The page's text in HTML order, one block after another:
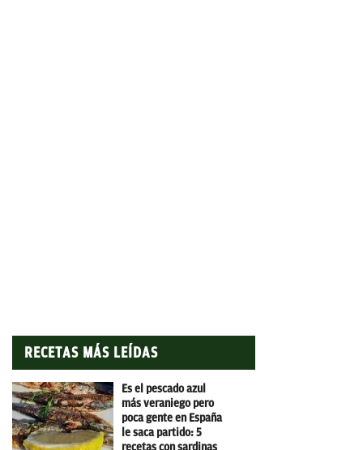
RECETAS MÁS LEÍDAS
Es el pescado azul
más veraniego pero
poca gente en España
le saca partido: 5
recetas con sardinas